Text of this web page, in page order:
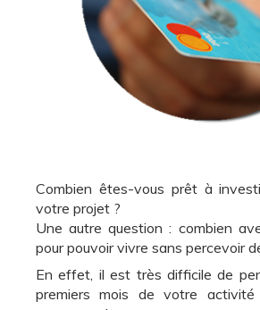
Combien êtes-vous prêt à
votre projet ?
Une autre question : combien
pour pouvoir vivre sans percevoir
En effet, il est très difficile de
premiers mois de votre